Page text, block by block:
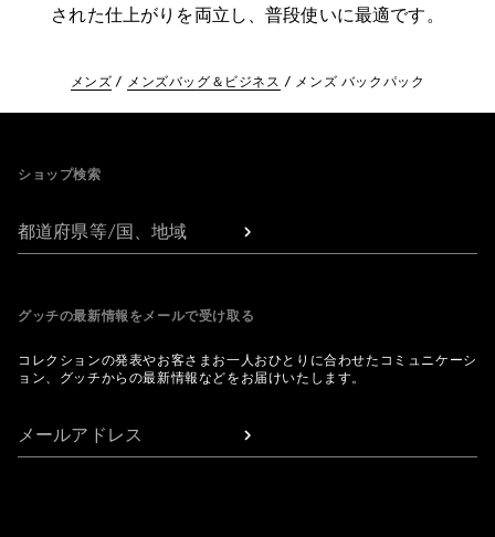
された仕上がりを両立し、普段使いに最適です。
メンズ メンズバッグ＆ビジネス メンズ バックパック
ショップ検索
都道府県等/国、地域
グッチの最新情報をメールで受け取る
コレクションの発表やお客さまお一人おひとりに合わせたコミュニケーシ
ョン、グッチからの最新情報などをお届けいたします。
メールアドレス